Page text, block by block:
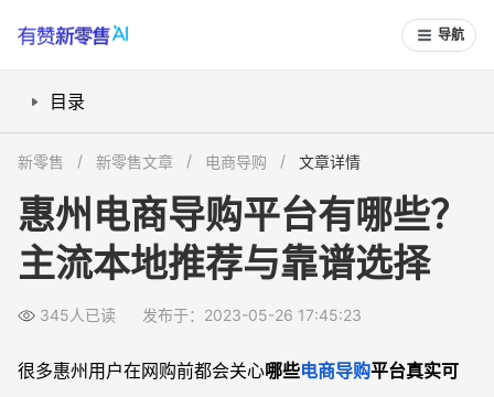
导航
目录
惠州导购平台的靠谱性怎么判断？
使用本地导购平台有哪些优势？
惠州买家如何筛选到本地送达的优惠商品？
惠州有无专为学生或新人用户准备的电商导购平台？
新零售 新零售文章 电商导购 文章详情
惠州电商导购平台有哪些？
主流本地推荐与靠谱选择
345人已读 发布于：2023-05-26 17:45:23
很多惠州用户在网购前都会关心哪些电商导购平台真实可